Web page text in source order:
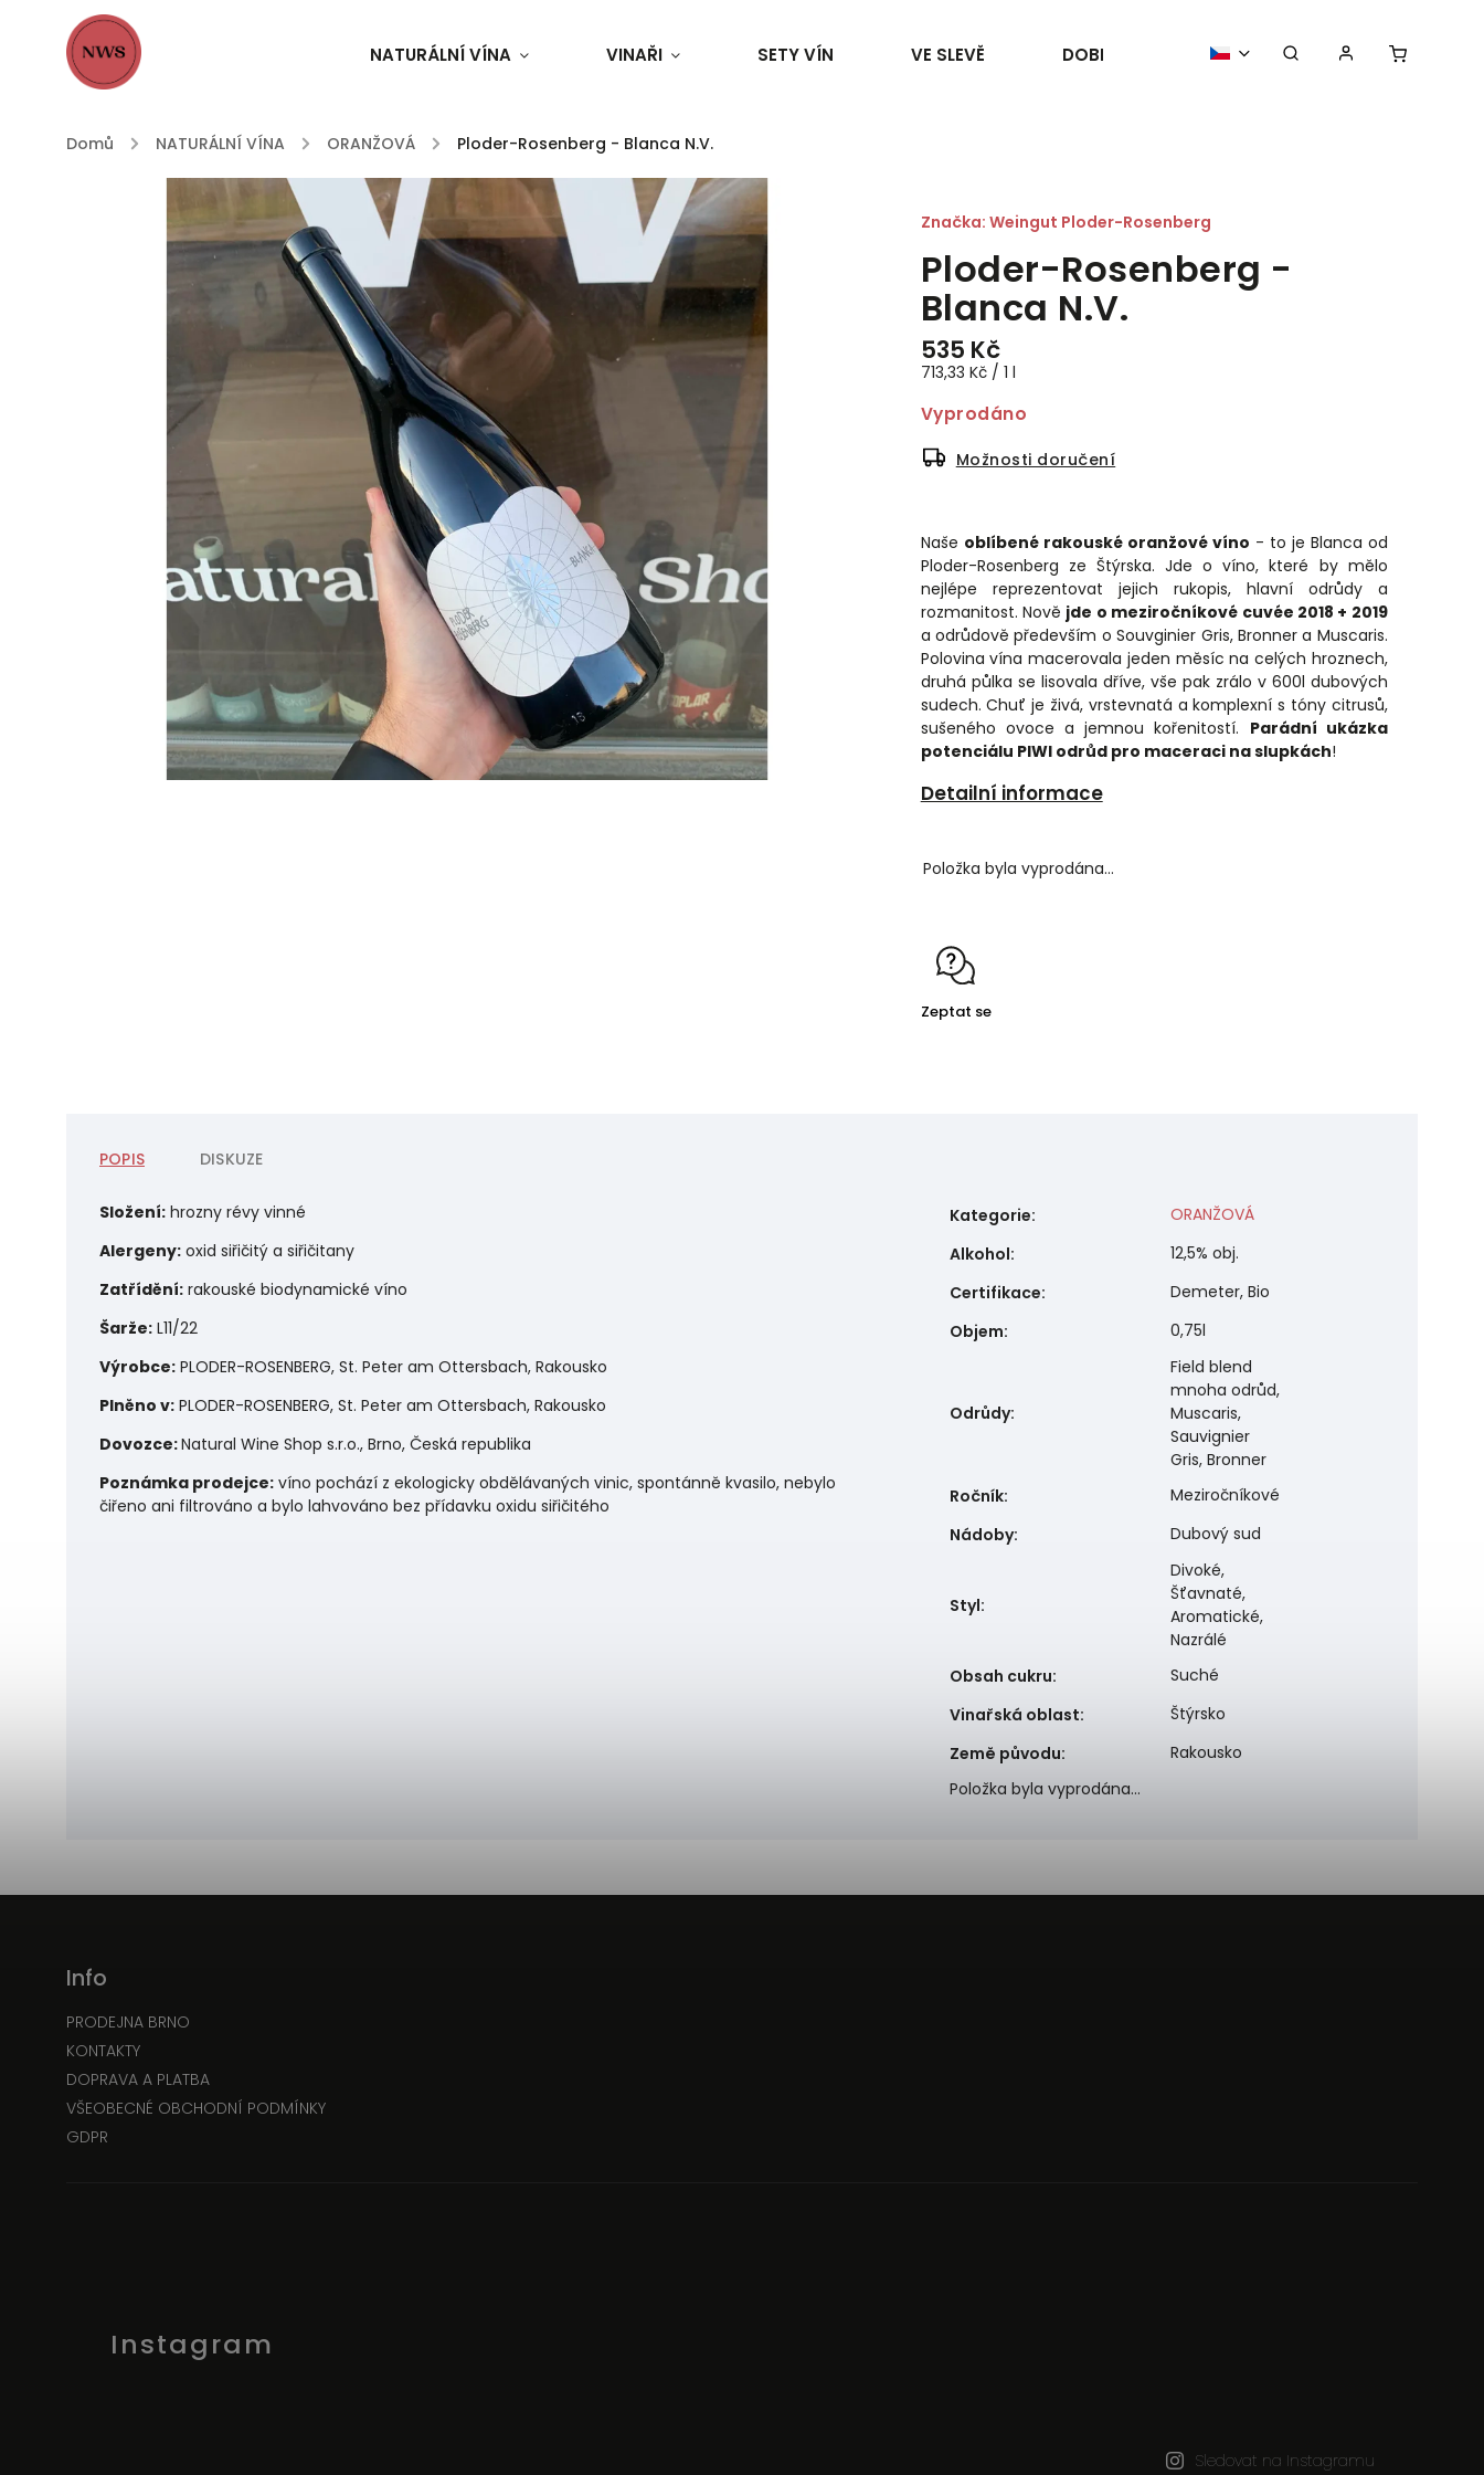
NATURÁLNÍ VÍNA VINAŘI SETY VÍN VE SLEVĚ DOBROTY POŘÁDÁME
Domů / NATURÁLNÍ VÍNA / ORANŽOVÁ / Ploder-Rosenberg - Blanca N.V.
Ploder-Rosenberg -
Blanca N.V.
535 Kč
713,33 Kč / 1 l
Vyprodáno
Možnosti doručení
Naše oblíbené rakouské oranžové víno - to je Blanca od
Ploder-Rosenberg ze Štýrska. Jde o víno, které by mělo
nejlépe reprezentovat jejich rukopis, hlavní odrůdy a
rozmanitost. Nově jde o meziročníkové cuvée 2018 + 2019
a odrůdově především o Souvginier Gris, Bronner a Muscaris.
Polovina vína macerovala jeden měsíc na celých hroznech,
druhá půlka se lisovala dříve, vše pak zrálo v 600l dubových
sudech. Chuť je živá, vrstevnatá a komplexní s tóny citrusů,
sušeného ovoce a jemnou kořenitostí. Parádní ukázka
potenciálu PIWI odrůd pro maceraci na slupkách!
Detailní informace
Značka: Weingut Ploder-Rosenberg
Položka byla vyprodána…
Zeptat se
POPIS DISKUZE
Složení: hrozny révy vinné
Alergeny: oxid siřičitý a siřičitany
Zatřídění: rakouské biodynamické víno
Šarže: L11/22
Výrobce: PLODER-ROSENBERG, St. Peter am Ottersbach, Rakousko
Plněno v: PLODER-ROSENBERG, St. Peter am Ottersbach, Rakousko
Dovozce:Natural Wine Shop s.r.o., Brno, Česká republika
Poznámka prodejce: víno pochází z ekologicky obdělávaných vinic, spontánně kvasilo, nebylo
čiřeno ani filtrováno a bylo lahvováno bez přídavku oxidu siřičitého
Kategorie:
ORANŽOVÁ
Alkohol:
12,5% obj.
Certifikace:
Demeter, Bio
Objem: 0,75l
Odrůdy:
Field blend
mnoha odrůd,
Muscaris,
Sauvignier
Gris, Bronner
Ročník:
Meziročníkové
Nádoby: Dubový sud
Styl:
Divoké,
Šťavnaté,
Aromatické,
Nazrálé
Obsah cukru:
Suché
Vinařská oblast:
Štýrsko
Země původu:
Rakousko
Položka byla vyprodána…
Info
PRODEJNA BRNO
KONTAKTY
DOPRAVA A PLATBA
VŠEOBECNÉ OBCHODNÍ PODMÍNKY
GDPR
Instagram
Sledovat na Instagramu